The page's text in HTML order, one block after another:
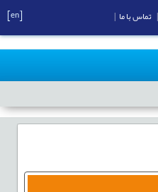
تماس با ما